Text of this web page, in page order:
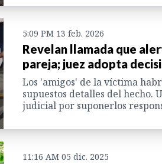
5:09 PM 13 feb. 2026
Revelan llamada que
pareja; juez adopta
Los 'amigos' de la víctima
supuestos detalles del hecho.
judicial por suponerlos
11:16 AM 05 dic. 2025